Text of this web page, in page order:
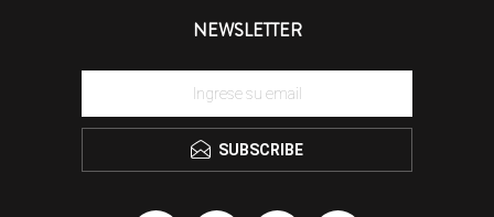
NEWSLETTER
SUBSCRIBE